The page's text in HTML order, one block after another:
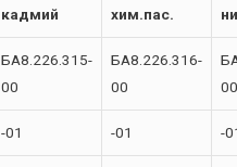
кадмий хим.пас.
БА8.226.315-
00
БА8.226.316-
00
00
-01 -01 -